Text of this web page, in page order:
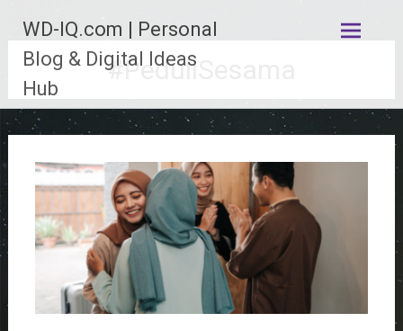
konten
WD-IQ.com | Personal
Blog & Digital Ideas
Hub
#PeduliSesama